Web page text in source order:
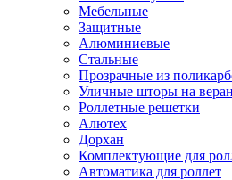
Мебельные
Защитные
Алюминиевые
Стальные
Прозрачные из
Уличные шторы на
Роллетные решетки
Алютех
Дорхан
Комплектующие для
Автоматика для роллет